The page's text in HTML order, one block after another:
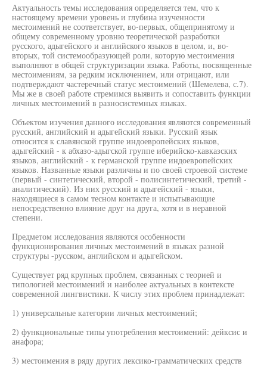
Актуальность темы исследования определяется тем, что к
настоящему времени уровень и глубина изученности
местоимений не соответствует, во-первых, общепринятому и
общему современному уровню теоретической разработки
русского, адыгейского и английского языков в целом, и, во-
вторых, той системообразующей роли, которую местоимения
выполняют в общей структуризации языка. Работы, посвященные
местоимениям, за редким исключением, или отрицают, или
подтверждают частеречный статус местоимений (Шемелева, с.7).
Мы же в своей работе стремимся выявить и сопоставить функции
личных местоимений в разносистемных языках.
Объектом изучения данного исследования являются современный
русский, английский и адыгейский языки. Русский язык
относится к славянской группе индоевропейских языков,
адыгейский - к абхазо-адыгской группе иберийско-кавказских
языков, английский - к германской группе индоевропейских
языков. Названные языки различны и по своей строевой системе
(первый - синтетический, второй - полисинтетический, третий -
аналитический). Из них русский и адыгейский - языки,
находящиеся в самом тесном контакте и испытывающие
непосредственно влияние друг на друга, хотя и в неравной
степени.
Предметом исследования являются особенности
функционирования личных местоимений в языках разной
структуры -русском, английском и адыгейском.
Существует ряд крупных проблем, связанных с теорией и
типологией местоимений и наиболее актуальных в контексте
современной лингвистики. К числу этих проблем принадлежат:
1) универсальные категории личных местоимений;
2) функциональные типы употребления местоимений: дейксис и
анафора;
3) местоимения в ряду других лексико-грамматических средств